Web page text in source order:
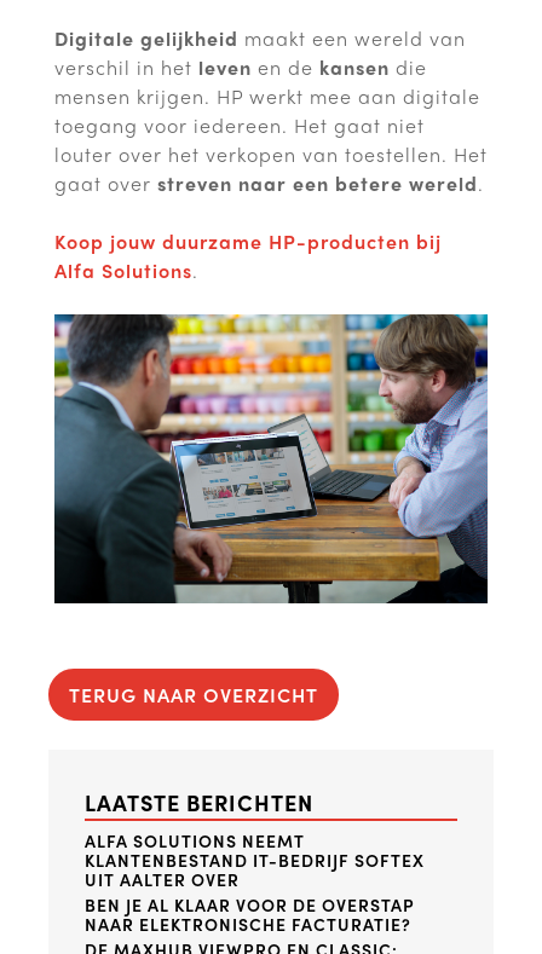
Digitale gelijkheid maakt een wereld van
verschil in het leven en de kansen die
mensen krijgen. HP werkt mee aan digitale
toegang voor iedereen. Het gaat niet
louter over het verkopen van toestellen. Het
gaat over streven naar een betere wereld.
Koop jouw duurzame HP-producten bij
Alfa Solutions.
TERUG NAAR OVERZICHT
LAATSTE BERICHTEN
ALFA SOLUTIONS NEEMT
KLANTENBESTAND IT-BEDRIJF SOFTEX
UIT AALTER OVER
BEN JE AL KLAAR VOOR DE OVERSTAP
NAAR ELEKTRONISCHE FACTURATIE?
DE MAXHUB VIEWPRO EN CLASSIC: